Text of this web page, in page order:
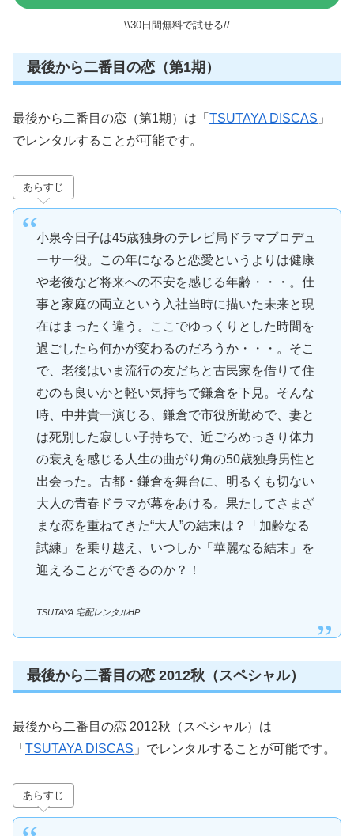
\\30日間無料で試せる//
最後から二番目の恋（第1期）
最後から二番目の恋（第1期）は「 TSUTAYA DISCAS 」
でレンタルすることが可能です。
あらすじ
小泉今日子は45歳独身のテレビ局ドラマプロデュ
ーサー役。この年になると恋愛というよりは健康
や老後など将来への不安を感じる年齢・・・。仕
事と家庭の両立という入社当時に描いた未来と現
在はまったく違う。ここでゆっくりとした時間を
過ごしたら何かが変わるのだろうか・・・。そこ
で、老後はいま流行の友だちと古民家を借りて住
むのも良いかと軽い気持ちで鎌倉を下見。そんな
時、中井貴一演じる、鎌倉で市役所勤めで、妻と
は死別した寂しい子持ちで、近ごろめっきり体力
の衰えを感じる人生の曲がり角の50歳独身男性と
出会った。古都・鎌倉を舞台に、明るくも切ない
大人の青春ドラマが幕をあける。果たしてさまざ
まな恋を重ねてきた“大人”の結末は？「加齢なる
試練」を乗り越え、いつしか「華麗なる結末」を
迎えることができるのか？！
TSUTAYA 宅配レンタルHP
最後から二番目の恋 2012秋（スペシャル）
最後から二番目の恋 2012秋（スペシャル）は
「 TSUTAYA DISCAS 」でレンタルすることが可能です。
あらすじ